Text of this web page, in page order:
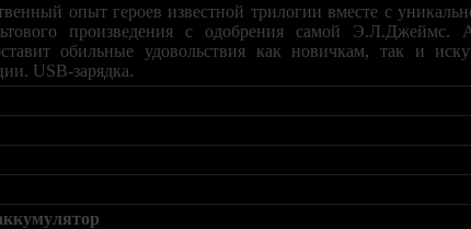
опыт героев известной трилогии вместе с
произведения с одобрения самой Э.Л.Джеймс.
обильные удовольствия как новичкам, так и
USB-зарядка.